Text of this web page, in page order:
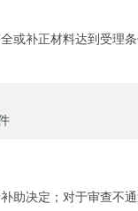
或补正材料达到受理
助决定；对于审查不